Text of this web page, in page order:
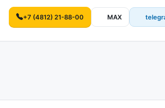
+7 (4812) 21-88-00 MAX